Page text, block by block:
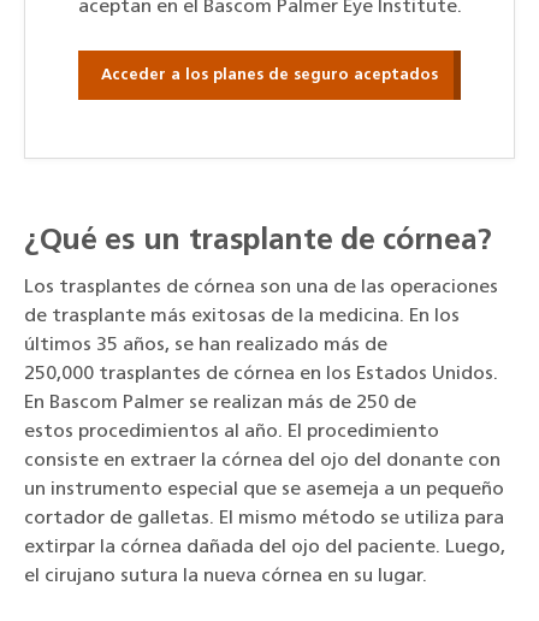
aceptan en el Bascom Palmer Eye Institute.
Acceder a los planes de seguro aceptados
¿Qué es un trasplante de córnea?
Los trasplantes de córnea son una de las operaciones
de trasplante más exitosas de la medicina. En los
últimos 35 años, se han realizado más de
250,000 trasplantes de córnea en los Estados Unidos.
En Bascom Palmer se realizan más de 250 de
estos procedimientos al año. El procedimiento
consiste en extraer la córnea del ojo del donante con
un instrumento especial que se asemeja a un pequeño
cortador de galletas. El mismo método se utiliza para
extirpar la córnea dañada del ojo del paciente. Luego,
el cirujano sutura la nueva córnea en su lugar.